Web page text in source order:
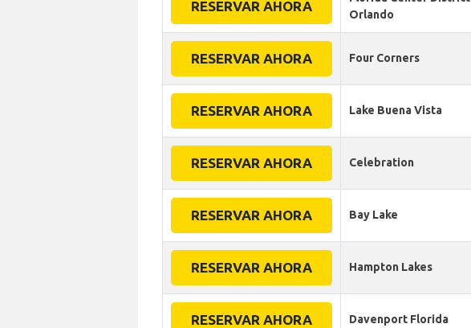
RESERVAR AHORA
Orlando
RESERVAR AHORA Four Corners
RESERVAR AHORA Lake Buena Vista
RESERVAR AHORA Celebration
RESERVAR AHORA Bay Lake
RESERVAR AHORA Hampton Lakes
RESERVAR AHORA Davenport Florida